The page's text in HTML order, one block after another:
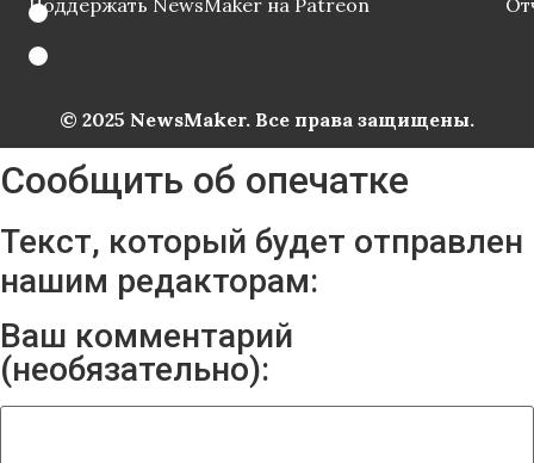
© 2025 NewsMaker. Все права защищены.
Сообщить об опечатке
Текст, который будет отправлен
нашим редакторам:
Ваш комментарий
(необязательно):